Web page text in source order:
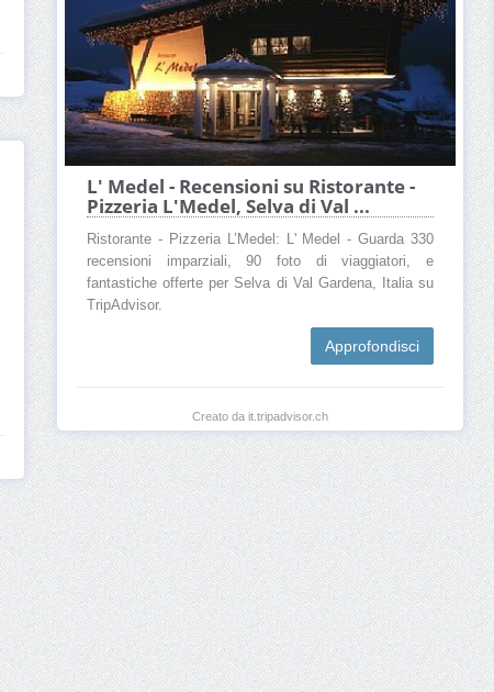
L' Medel - Recensioni su Ristorante -
Pizzeria L'Medel, Selva di Val ...
Ristorante - Pizzeria L’Medel: L' Medel - Guarda 330
recensioni imparziali, 90 foto di viaggiatori, e
fantastiche offerte per Selva di Val Gardena, Italia su
TripAdvisor.
Approfondisci
Creato da it.tripadvisor.ch